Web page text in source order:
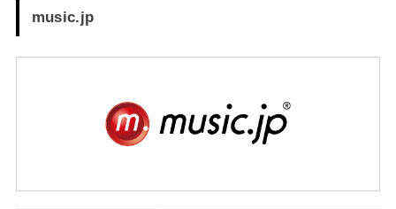
music.jp